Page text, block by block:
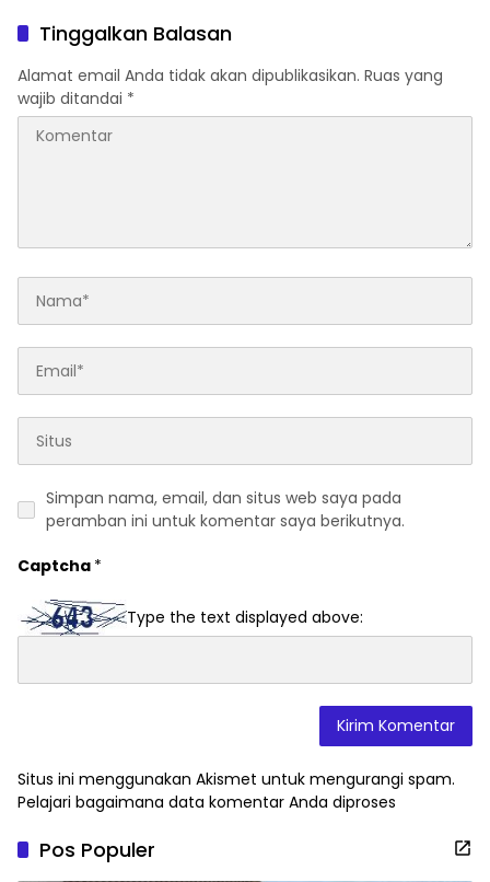
Tinggalkan Balasan
Alamat email Anda tidak akan dipublikasikan. Ruas yang
wajib ditandai *
Simpan nama, email, dan situs web saya pada
peramban ini untuk komentar saya berikutnya.
Captcha *
Type the text displayed above:
Situs ini menggunakan Akismet untuk mengurangi spam.
Pelajari bagaimana data komentar Anda diproses
Pos Populer